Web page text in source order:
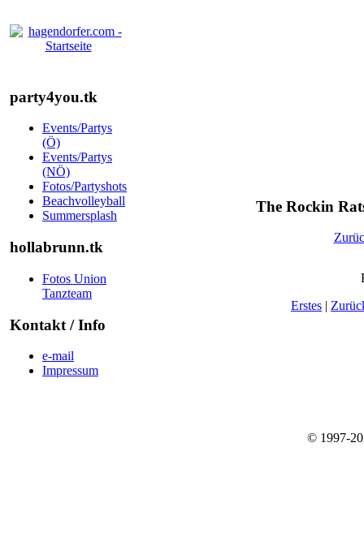
party4you.tk
Events/Partys
(Ö)
Events/Partys
(NÖ)
Fotos/Partyshots
Beachvolleyball
Summersplash
hollabrunn.tk
Fotos Union
Tanzteam
Kontakt / Info
e-mail
Impressum
The Rockin
Erstes |
© 1997-